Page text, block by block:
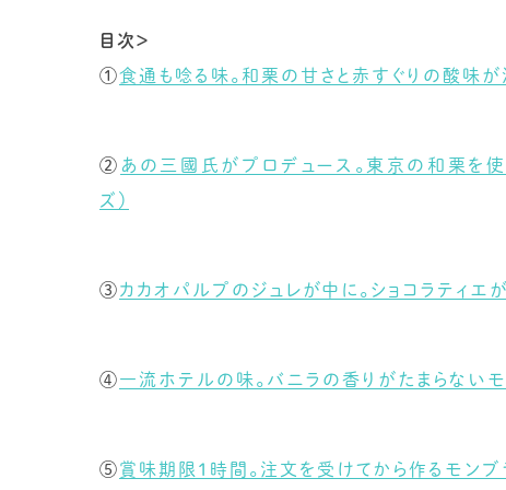
目次＞
①食通も唸る味。和栗の甘さと赤すぐりの酸味
② あの三國氏がプロデュース。東京の和栗
ズ）
③カカオパルプのジュレが中に。ショコラティエ
④一流ホテルの味。バニラの香りがたまらない
⑤賞味期限1時間。注文を受けてから作るモンブ